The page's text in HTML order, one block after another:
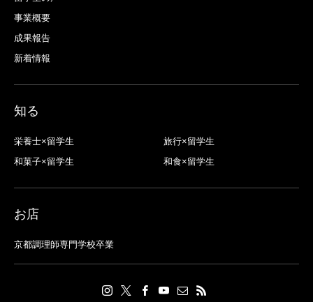
事業概要
成果報告
新着情報
知る
栄養士×留学生
旅行×留学生
和菓子×留学生
和食×留学生
お店
京都調理師専門学校卒業